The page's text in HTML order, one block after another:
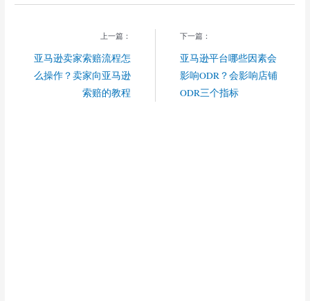
上一篇：
亚马逊卖家索赔流程怎
么操作？卖家向亚马逊
索赔的教程
下一篇：
亚马逊平台哪些因素会
影响ODR？会影响店铺
ODR三个指标